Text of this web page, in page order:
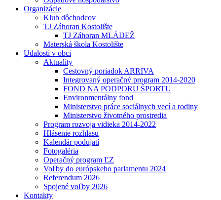
Organizácie
Klub dôchodcov
TJ Záhoran Kostolište
TJ Záhoran MLÁDEŽ
Materská škola Kostolište
Udalosti v obci
Aktuality
Cestovný poriadok ARRIVA
Integrovaný operačný program 2014-2020
FOND NA PODPORU ŠPORTU
Environmentálny fond
Ministerstvo práce sociálnych vecí a rodiny
Ministerstvo životného prostredia
Program rozvoja vidieka 2014-2022
Hlásenie rozhlasu
Kalendár podujatí
Fotogaléria
Operačný program ĽZ
Voľby do európskeho parlamentu 2024
Referendum 2026
Spojené voľby 2026
Kontakty